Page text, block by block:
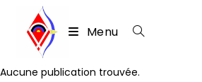
Skip
Menu
Aucune publication trouvée.